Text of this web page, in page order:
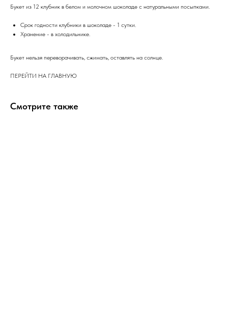
Букет из 12 клубник в белом и молочном шоколаде с натуральными посыпками.
Срок годности клубники в шоколаде - 1 сутки.
Хранение - в холодильнике.
Букет нельзя переворачивать, сжимать, оставлять на солнце.
ПЕРЕЙТИ НА ГЛАВНУЮ
Смотрите также